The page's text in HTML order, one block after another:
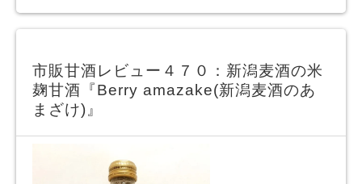
市販甘酒レビュー４７０：新潟麦酒の米
麹甘酒『Berry amazake(新潟麦酒のあ
まざけ)』